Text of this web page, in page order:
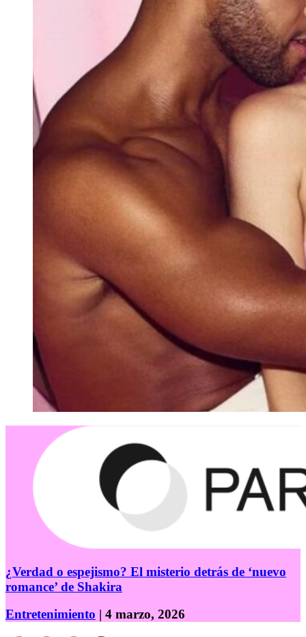
¿Verdad o espejismo? El misterio detrás de ‘nuevo
romance’ de Shakira
Entretenimiento | 4 marzo, 2026